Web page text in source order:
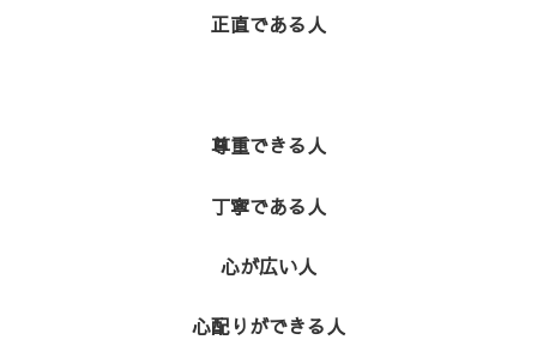
正直である人
尊重できる人
丁寧である人
心が広い人
心配りができる人